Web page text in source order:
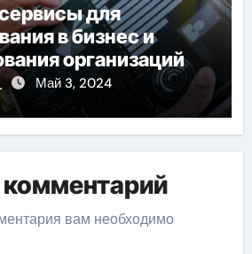
для
в бизнес и
организаций
Май 3, 2024
вам необходимо